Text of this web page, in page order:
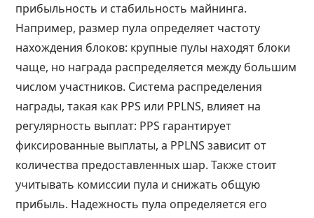
прибыльность и стабильность майнинга.
Например, размер пула определяет частоту
нахождения блоков: крупные пулы находят блоки
чаще, но награда распределяется между большим
числом участников. Система распределения
награды, такая как PPS или PPLNS, влияет на
регулярность выплат: PPS гарантирует
фиксированные выплаты, а PPLNS зависит от
количества предоставленных шар. Также стоит
учитывать комиссии пула и снижать общую
прибыль. Надежность пула определяется его